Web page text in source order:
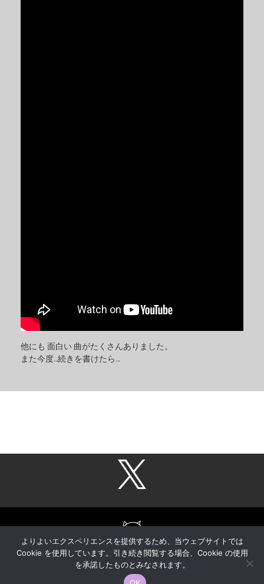
他にも 面白い 曲がたくさんありました。
また今度…続きを書けたら…
COPYRIGHT © 2020-, KAORI MORITA, All rights reserved.
よりよいエクスペリエンスを提供するため、当ウェブサイトでは
Cookie を使用しています。引き続き閲覧する場合、Cookie の使用
を承諾したものとみなされます。